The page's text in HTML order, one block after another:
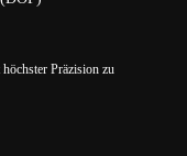
Präzision zu